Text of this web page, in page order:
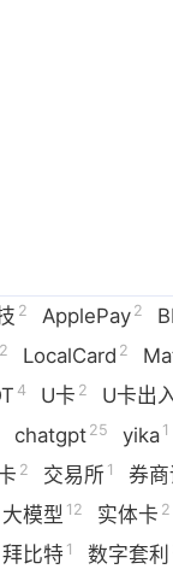
2 ApplePay 2
2 LocalCard 2
4 U卡 2 U卡出
chatgpt 25 yika 1
2 交易所 1 券商
大模型 12 实体卡 2
拜比特 1 数字套利